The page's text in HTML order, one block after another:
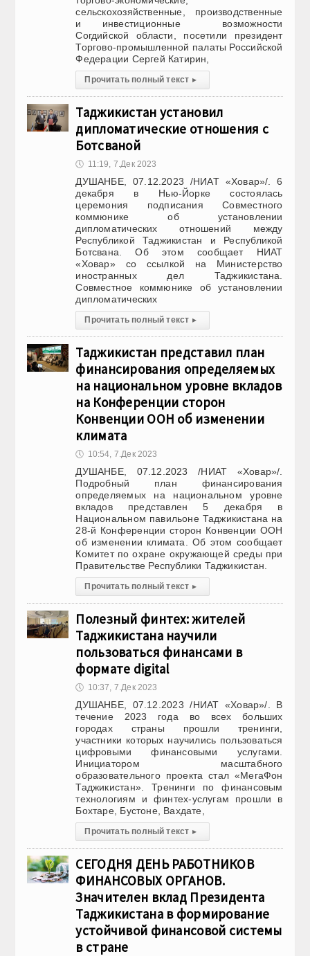
сельскохозяйственные, производственные
и инвестиционные возможности
Согдийской области, посетили президент
Торгово-промышленной палаты Российской
Федерации Сергей Катирин,
Прочитать полный текст ▸
Таджикистан установил
дипломатические отношения с
Ботсваной
🕔 11:19, 7.Дек 2023
ДУШАНБЕ, 07.12.2023 /НИАТ «Ховар»/. 6
декабря в Нью-Йорке состоялась
церемония подписания Совместного
коммюнике об установлении
дипломатических отношений между
Республикой Таджикистан и Республикой
Ботсвана. Об этом сообщает НИАТ
«Ховар» со ссылкой на Министерство
иностранных дел Таджикистана.
Совместное коммюнике об установлении
дипломатических
Прочитать полный текст ▸
Таджикистан представил план
финансирования определяемых
на национальном уровне вкладов
на Конференции сторон
Конвенции ООН об изменении
климата
🕔 10:54, 7.Дек 2023
ДУШАНБЕ, 07.12.2023 /НИАТ «Ховар»/.
Подробный план финансирования
определяемых на национальном уровне
вкладов представлен 5 декабря в
Национальном павильоне Таджикистана на
28-й Конференции сторон Конвенции ООН
об изменении климата. Об этом сообщает
Комитет по охране окружающей среды при
Правительстве Республики Таджикистан.
Прочитать полный текст ▸
Полезный финтех: жителей
Таджикистана научили
пользоваться финансами в
формате digital
🕔 10:37, 7.Дек 2023
ДУШАНБЕ, 07.12.2023 /НИАТ «Ховар»/. В
течение 2023 года во всех больших
городах страны прошли тренинги,
участники которых научились пользоваться
цифровыми финансовыми услугами.
Инициатором масштабного
образовательного проекта стал «МегаФон
Таджикистан». Тренинги по финансовым
технологиям и финтех-услугам прошли в
Бохтаре, Бустоне, Вахдате,
Прочитать полный текст ▸
СЕГОДНЯ ДЕНЬ РАБОТНИКОВ
ФИНАНСОВЫХ ОРГАНОВ.
Значителен вклад Президента
Таджикистана в формирование
устойчивой финансовой системы
в стране